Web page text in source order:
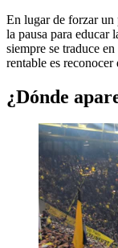
En lugar de forzar un
la pausa para educar
siempre se traduce
rentable es reconocer
¿Dónde